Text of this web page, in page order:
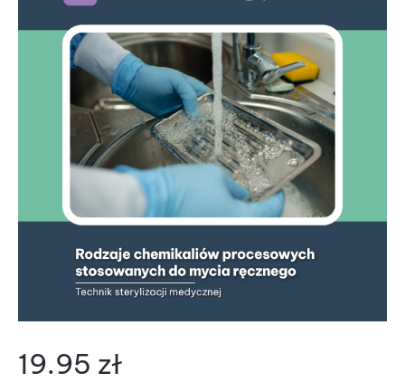
19.95 zł